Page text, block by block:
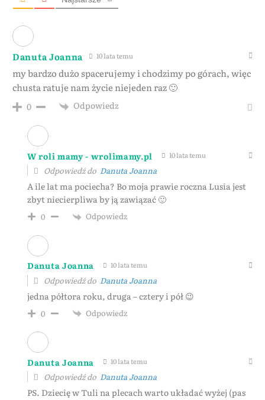
Danuta Joanna 10 lata temu
my bardzo dużo spacerujemy i chodzimy po górach, więc
chusta ratuje nam życie niejeden raz 🙂
0 Odpowiedz
W roli mamy - wrolimamy.pl 10 lata temu
Odpowiedź do Danuta Joanna
A ile lat ma pociecha? Bo moja prawie roczna Lusia jest
zbyt niecierpliwa by ją zawiązać 🙂
0 Odpowiedz
Danuta Joanna 10 lata temu
Odpowiedź do Danuta Joanna
jedna półtora roku, druga – cztery i pół 😉
0 Odpowiedz
Danuta Joanna 10 lata temu
Odpowiedź do Danuta Joanna
PS. Dziecię w Tuli na plecach warto układać wyżej (pas